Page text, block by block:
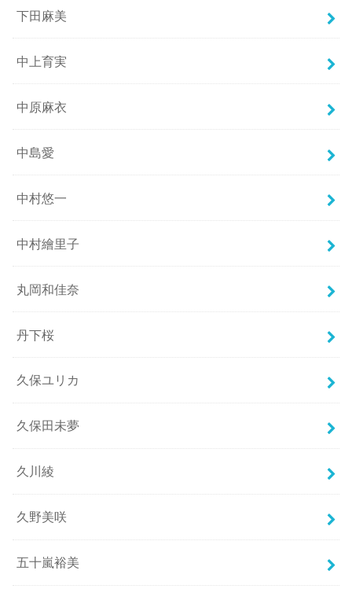
下田麻美
中上育実
中原麻衣
中島愛
中村悠一
中村繪里子
丸岡和佳奈
丹下桜
久保ユリカ
久保田未夢
久川綾
久野美咲
五十嵐裕美